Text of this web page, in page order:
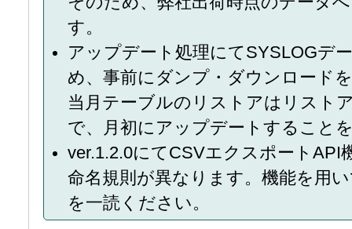
す。
アップデート処理にてSYSLOGデ
め、事前にダンプ・ダウンロード
当月テーブルのリストアはリスト
で、月初にアップデートすること
ver.1.2.0にてCSVエクスポートAPI
命名規則が異なります。機能を用
を一読ください。